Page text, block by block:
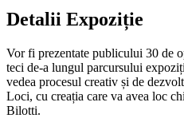
Detalii Expoziție
Vor fi prezentate publicului 30 de
teci de-a lungul parcursului
vedea procesul creativ și de
Loci, cu creația care va avea loc
Bilotti.